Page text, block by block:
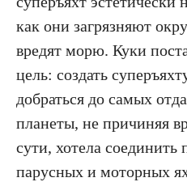
как они загрязняют
вредят морю. Куки
цель: создать
добраться до самых
планеты, не причиняя
сути, хотела соединить
парусных и моторных